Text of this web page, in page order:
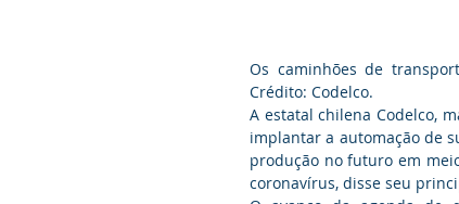
Os caminhões de
Crédito: Codelco.
A estatal chilena Codelco,
implantar a automação de
produção no futuro em
coronavírus, disse seu